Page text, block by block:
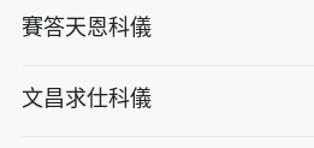
賽答天恩科儀
文昌求仕科儀